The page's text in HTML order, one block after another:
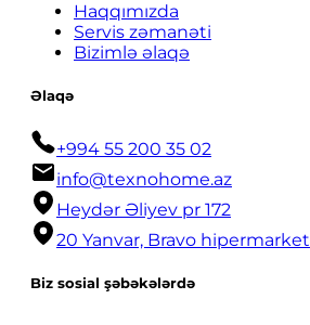
Haqqımızda
Servis zəmanəti
Bizimlə əlaqə
Əlaqə
+994 55 200 35 02
info@texnohome.az
Heydər Əliyev pr 172
20 Yanvar, Bravo hipermarket
Biz sosial şəbəkələrdə